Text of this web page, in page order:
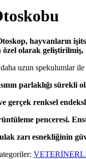
hayvanların
olarak
uzun spekulumlar ile
parlaklığı sürekli
gerçek renksel
penceresi.
zarı esnekliğinin